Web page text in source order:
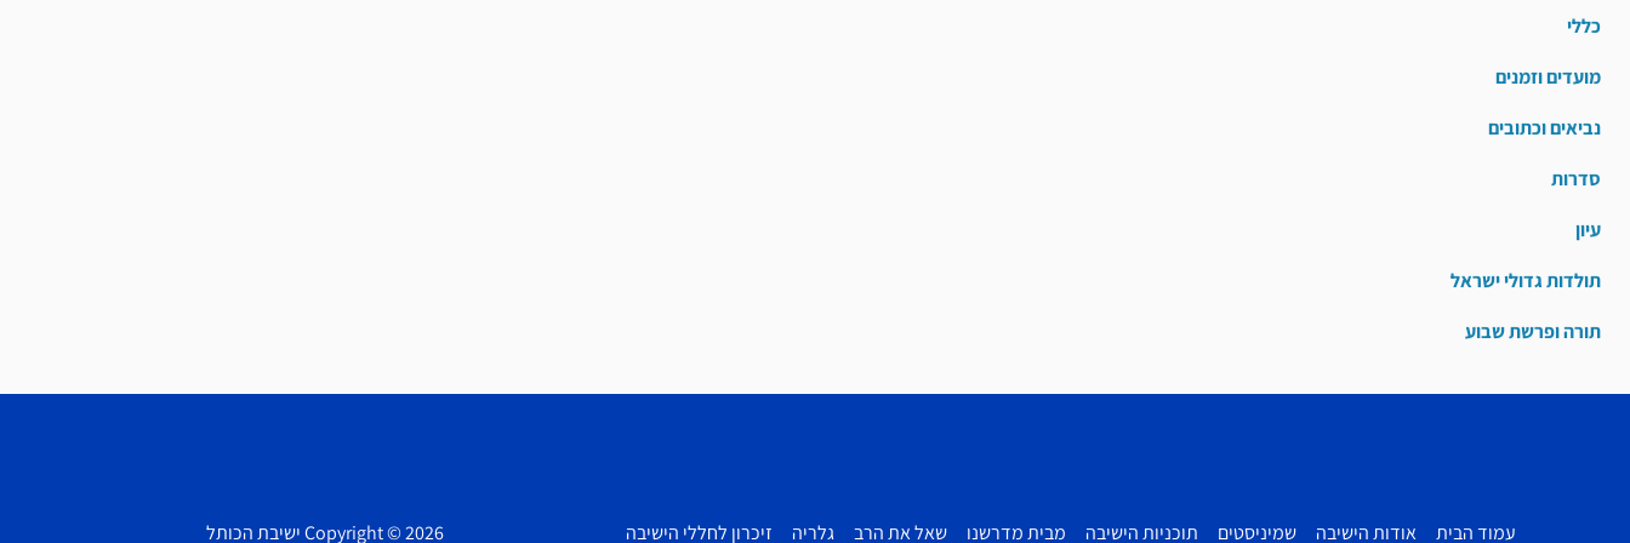
כללי
מועדים וזמנים
נביאים וכתובים
סדרות
עיון
תולדות גדולי ישראל
תורה ופרשת שבוע
עמוד הבית אודות הישיבה שמיניסטים תוכניות הישיבה מבית מדרשנו שאל את הרב גלריה זיכרון לחללי הישיבה Copyright © 2026 ישיבת הכותל